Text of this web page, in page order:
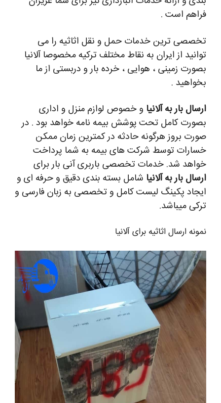
فراهم است .
تخصصی ترین خدمات حمل و نقل اثاثیه را می
توانید از ایران به نقاط مختلف ترکیه مخصوصا آلانیا
بصورت زمینی ، هوایی ، خرده بار و دربستی از ما
بخواهید .
ارسال بار به آلانیا و خصوص لوازم منزل و اداری
بصورت کامل تحت پوشش بیمه نامه خواهد بود . در
صورت بروز هرگونه حادثه در کمترین زمان ممکن
خسارات توسط شرکت های بیمه به شما پرداخت
خواهد شد. خدمات تخصصی باربری آنی بار برای
ارسال بار به آلانیا شامل بسته بندی دقیق و حرفه ای و
ایجاد پکینگ لیست کامل و تخصصی به زبان فارسی و
ترکی میباشد.
نمونه ارسال اثاثیه برای آلانیا